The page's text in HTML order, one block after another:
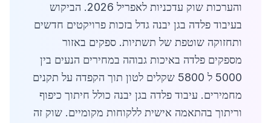
והערכות שוק עדכניות לאפריל 2026. הביקוש
בעיבוד פלדה בגן יבנה גדל בזכות פרויקטים חדשים
ותחזוקה שוטפת של תשתיות. ספקים באזור
מספקים פלדה באיכות גבוהה במחירים הנעים בין
5000 ל 5800 שקלים לטון תוך הקפדה על תקנים
מחמירים. עיבוד פלדה בגן יבנה כולל חיתוך כיפוף
וריתוך בהתאמה אישית ללקוחות מקומיים. שוק זה